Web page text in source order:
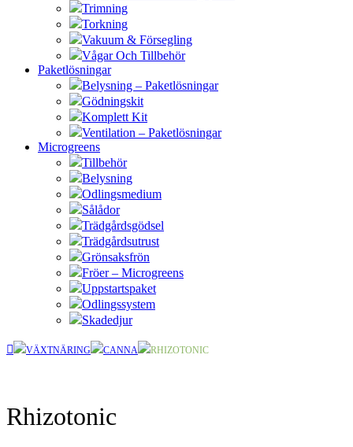
Trimning
Torkning
Vakuum & Försegling
Vågar Och Tillbehör
Paketlösningar
Belysning – Paketlösningar
Gödningskit
Komplett Kit
Ventilation – Paketlösningar
Microgreens
Tillbehör
Belysning
Odlingsmedium
Sålådor
Trädgårdsgödsel
Trädgårdsutrust
Grönsaksfrön
Fröer – Microgreens
Uppstartspaket
Odlingssystem
Skadedjur
VÄXTNÄRING CANNA RHIZOTONIC
Rhizotonic